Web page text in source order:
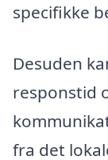
specifikke
Desuden
responstid
fra det